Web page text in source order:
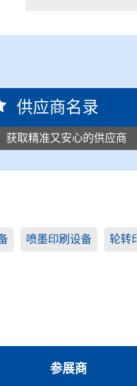
供应商名录
获取精准又安心的供应商
喷墨印刷设备 轮转
参展商